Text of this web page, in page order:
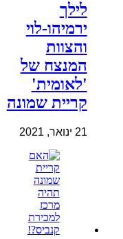
לילך
ירמיהו-לוי
והצוות
המנצח של
'לאומית'
קריית שמונה
21 ינואר, 2021